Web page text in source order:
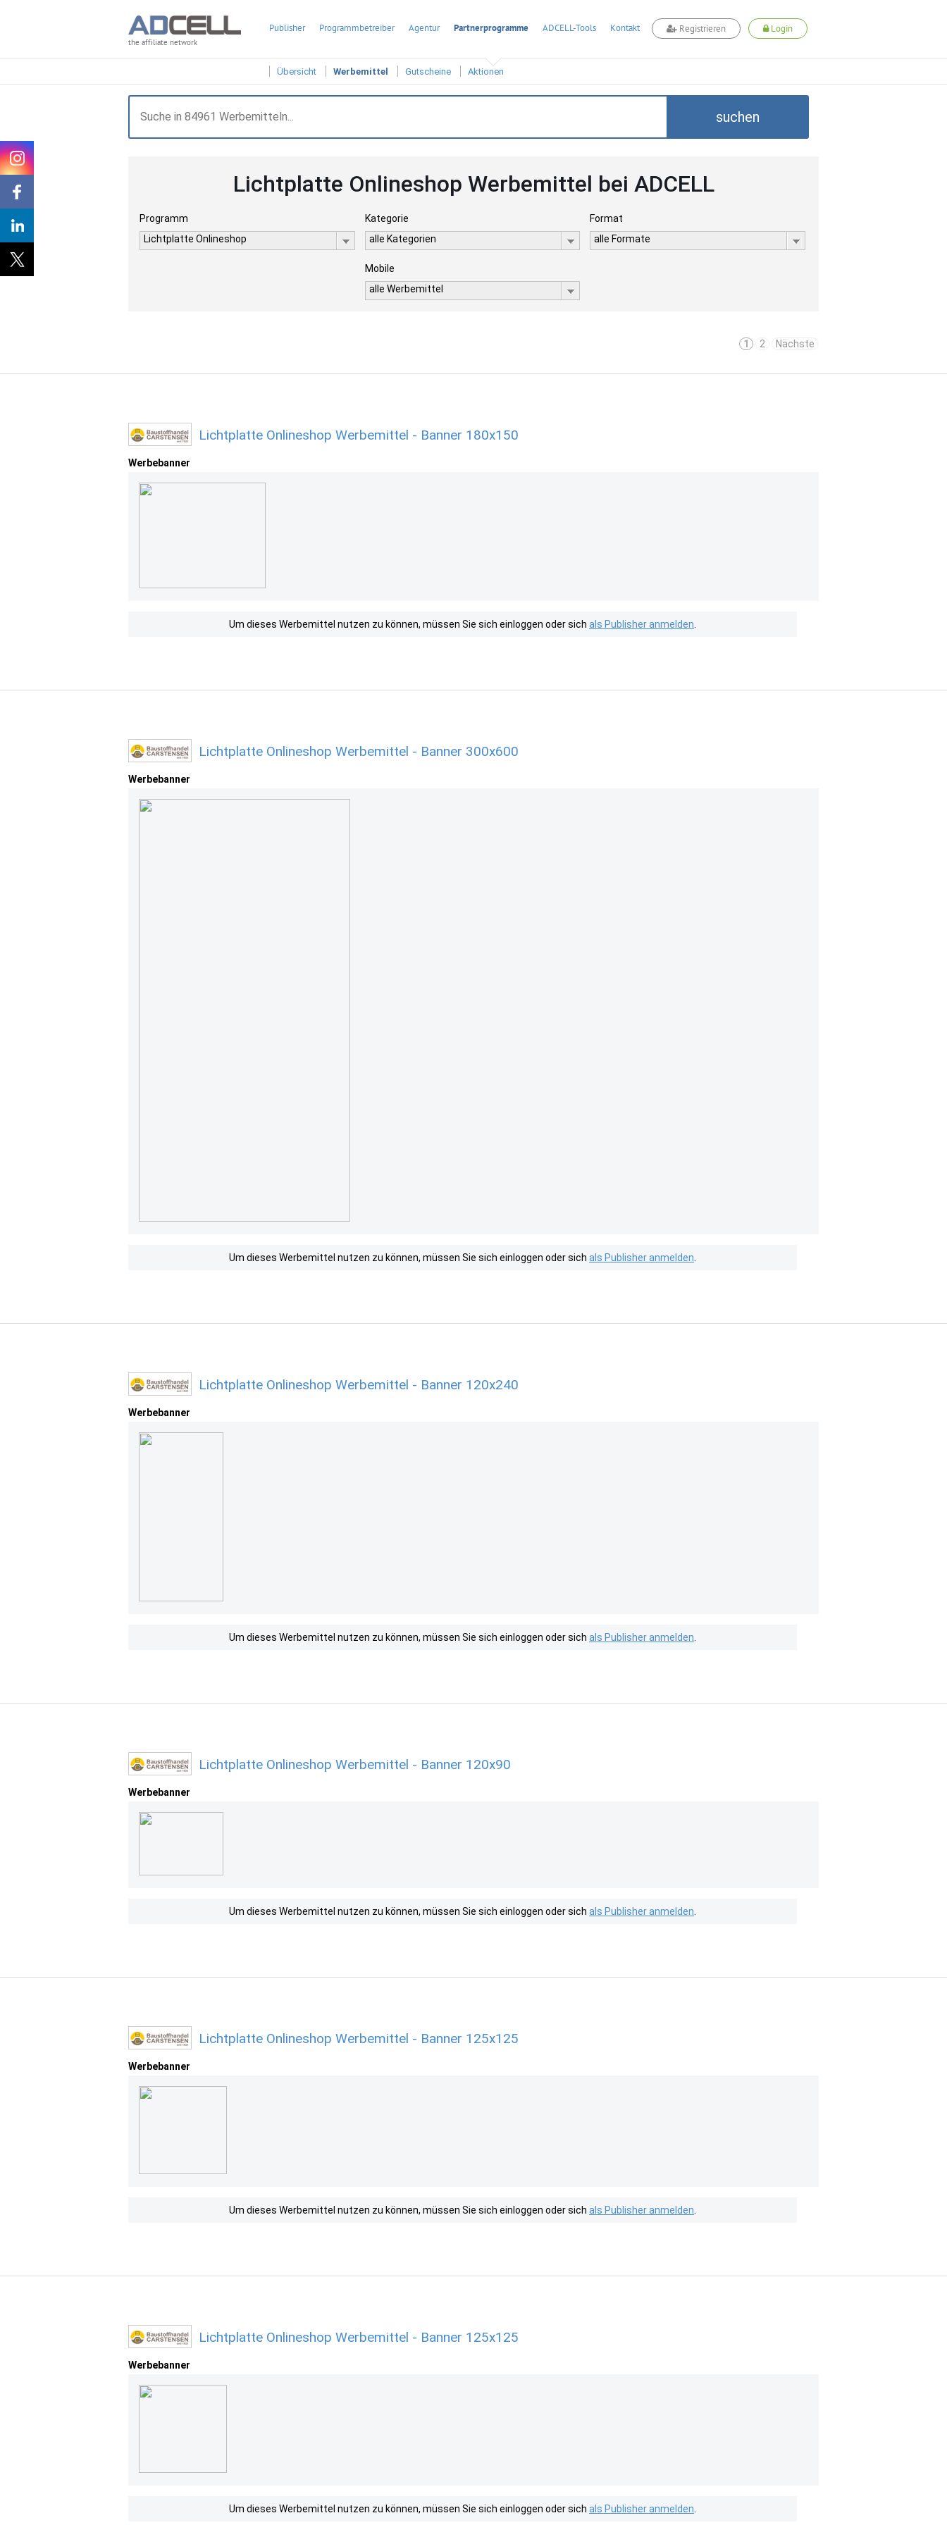
the affiliate network
Publisher Programmbetreiber Agentur Partnerprogramme ADCELL-Tools Kontakt Registrieren Login
Übersicht Werbemittel Gutscheine Aktionen
suchen
Lichtplatte Onlineshop Werbemittel bei ADCELL
Programm
Lichtplatte Onlineshop
Kategorie
alle Kategorien
Format
alle Formate
Mobile
alle Werbemittel
1 2 Nächste
Lichtplatte Onlineshop Werbemittel - Banner 180x150
Werbebanner
Um dieses Werbemittel nutzen zu können, müssen Sie sich einloggen oder sich als Publisher anmelden
Lichtplatte Onlineshop Werbemittel - Banner 300x600
Werbebanner
Um dieses Werbemittel nutzen zu können, müssen Sie sich einloggen oder sich als Publisher anmelden
Lichtplatte Onlineshop Werbemittel - Banner 120x240
Werbebanner
Um dieses Werbemittel nutzen zu können, müssen Sie sich einloggen oder sich als Publisher anmelden
Lichtplatte Onlineshop Werbemittel - Banner 120x90
Werbebanner
Um dieses Werbemittel nutzen zu können, müssen Sie sich einloggen oder sich als Publisher anmelden
Lichtplatte Onlineshop Werbemittel - Banner 125x125
Werbebanner
Um dieses Werbemittel nutzen zu können, müssen Sie sich einloggen oder sich als Publisher anmelden
Lichtplatte Onlineshop Werbemittel - Banner 125x125
Werbebanner
Um dieses Werbemittel nutzen zu können, müssen Sie sich einloggen oder sich als Publisher anmelden